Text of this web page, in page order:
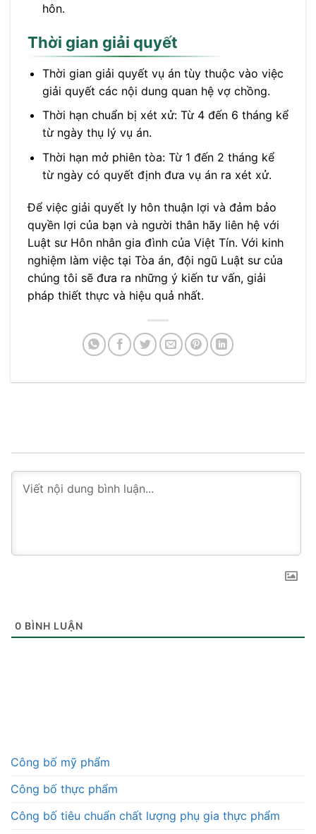
hôn.
Thời gian giải quyết
Thời gian giải quyết vụ án tùy thuộc vào việc
giải quyết các nội dung quan hệ vợ chồng.
Thời hạn chuẩn bị xét xử: Từ 4 đến 6 tháng kể
từ ngày thụ lý vụ án.
Thời hạn mở phiên tòa: Từ 1 đến 2 tháng kể
từ ngày có quyết định đưa vụ án ra xét xử.
Để việc giải quyết ly hôn thuận lợi và đảm bảo
quyền lợi của bạn và người thân hãy liên hệ với
Luật sư Hôn nhân gia đình của Việt Tín. Với kinh
nghiệm làm việc tại Tòa án, đội ngũ Luật sư của
chúng tôi sẽ đưa ra những ý kiến tư vấn, giải
pháp thiết thực và hiệu quả nhất.
0 BÌNH LUẬN
Công bố mỹ phẩm
Công bố thực phẩm
Công bố tiêu chuẩn chất lượng phụ gia thực phẩm